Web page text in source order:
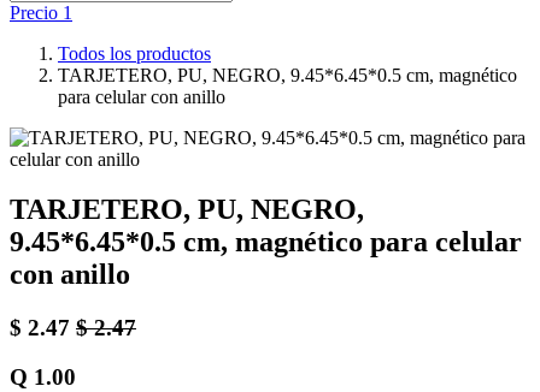
Precio 1
Todos los productos
TARJETERO, PU, NEGRO, 9.45*6.45*0.5 cm, magnético
para celular con anillo
TARJETERO, PU, NEGRO,
9.45*6.45*0.5 cm, magnético para celular
con anillo
$ 2.47 $2.47
Q 1.00